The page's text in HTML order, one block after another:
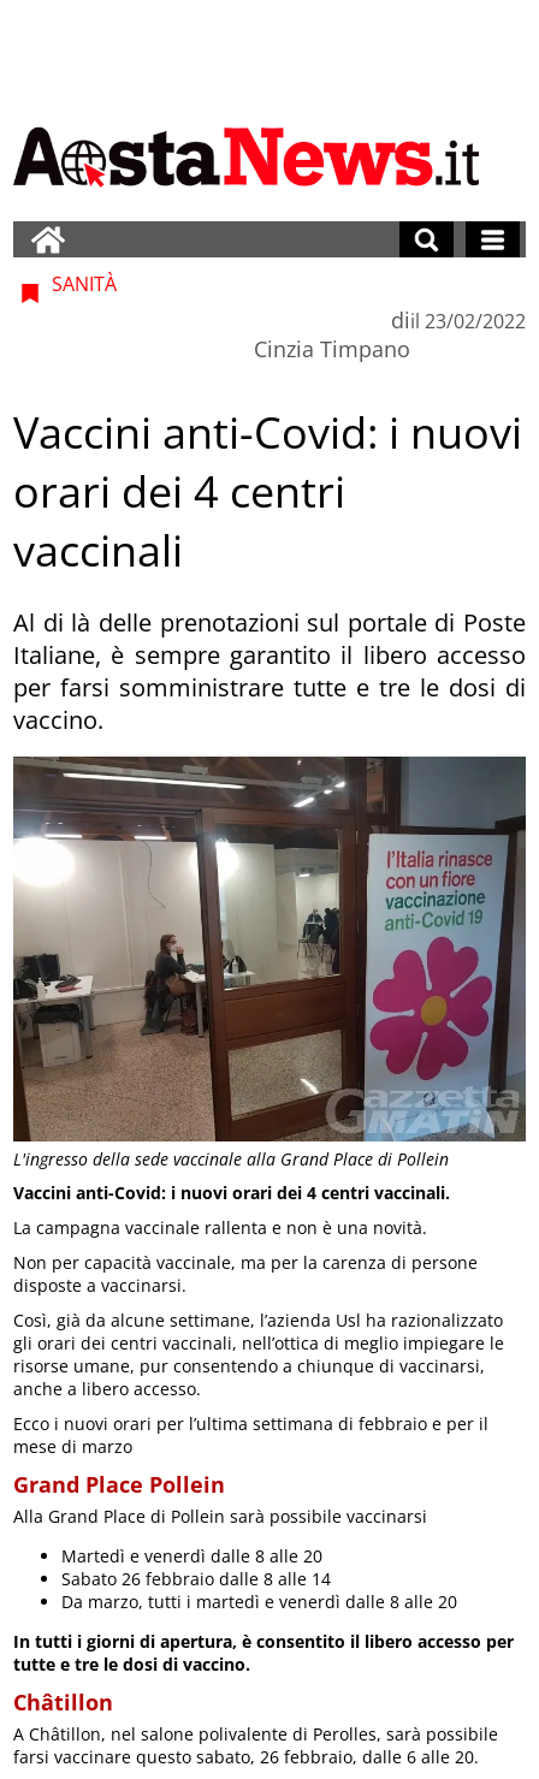
L'ingresso della sede vaccinale alla Grand Place di Pollein
SANITÀ
di
Cinzia Timpano
il 23/02/2022
Vaccini anti-Covid: i nuovi
orari dei 4 centri
vaccinali
Al di là delle prenotazioni sul portale di Poste
Italiane, è sempre garantito il libero accesso
per farsi somministrare tutte e tre le dosi di
vaccino.
Vaccini anti-Covid: i nuovi orari dei 4 centri vaccinali.
La campagna vaccinale rallenta e non è una novità.
Non per capacità vaccinale, ma per la carenza di persone
disposte a vaccinarsi.
Così, già da alcune settimane, l’azienda Usl ha razionalizzato
gli orari dei centri vaccinali, nell’ottica di meglio impiegare le
risorse umane, pur consentendo a chiunque di vaccinarsi,
anche a libero accesso.
Ecco i nuovi orari per l’ultima settimana di febbraio e per il
mese di marzo
Grand Place Pollein
Alla Grand Place di Pollein sarà possibile vaccinarsi
Martedì e venerdì dalle 8 alle 20
Sabato 26 febbraio dalle 8 alle 14
Da marzo, tutti i martedì e venerdì dalle 8 alle 20
In tutti i giorni di apertura, è consentito il libero accesso per
tutte e tre le dosi di vaccino.
Châtillon
A Châtillon, nel salone polivalente di Perolles, sarà possibile
farsi vaccinare questo sabato, 26 febbraio, dalle 6 alle 20.